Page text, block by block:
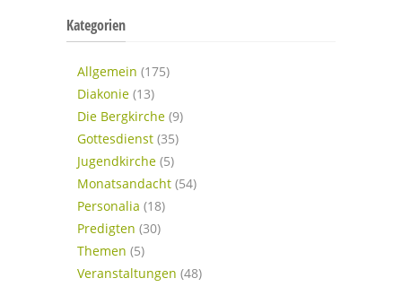
Kategorien
Allgemein (175)
Diakonie (13)
Die Bergkirche (9)
Gottesdienst (35)
Jugendkirche (5)
Monatsandacht (54)
Personalia (18)
Predigten (30)
Themen (5)
Veranstaltungen (48)